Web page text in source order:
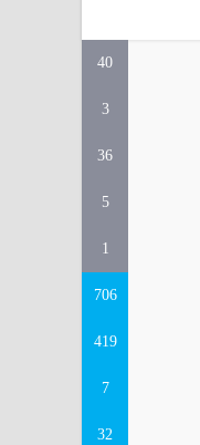
40
3
36
5
1
706
419
7
32